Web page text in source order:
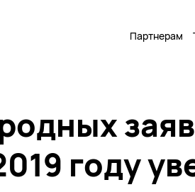
Партнерам
году